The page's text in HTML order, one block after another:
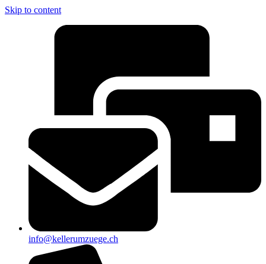
Skip to content
info@kellerumzuege.ch